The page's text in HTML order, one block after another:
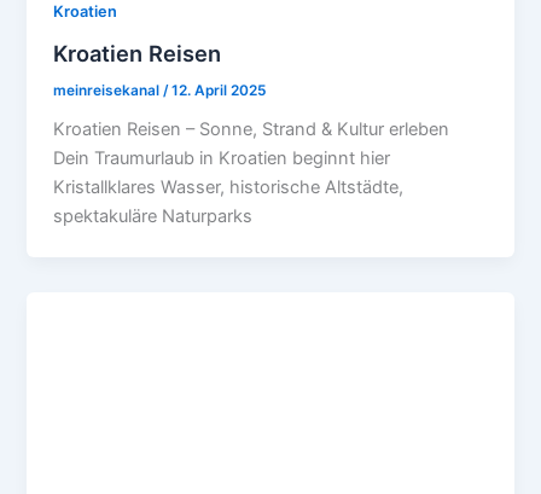
Kroatien
Kroatien Reisen
meinreisekanal /12. April 2025
Kroatien Reisen – Sonne, Strand & Kultur erleben
Dein Traumurlaub in Kroatien beginnt hier
Kristallklares Wasser, historische Altstädte,
spektakuläre Naturparks